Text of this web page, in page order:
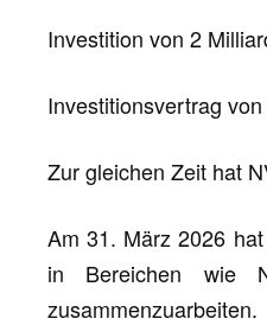
Investition von 2
Investitionsvertrag
Zur gleichen Zeit hat
Am 31. März 2026
in Bereichen wie
zusammenzuarbeiten.